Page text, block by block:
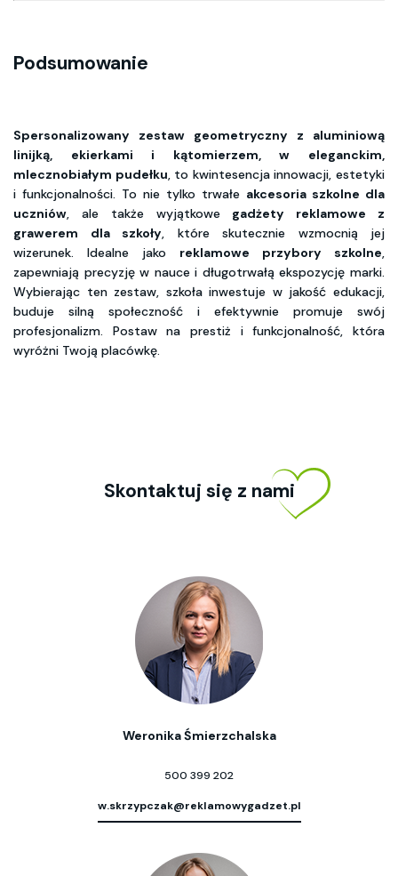
Podsumowanie
Spersonalizowany zestaw geometryczny z aluminiową
linijką, ekierkami i kątomierzem, w eleganckim,
mlecznobiałym pudełku, to kwintesencja innowacji, estetyki
i funkcjonalności. To nie tylko trwałe akcesoria szkolne dla
uczniów, ale także wyjątkowe gadżety reklamowe z
grawerem dla szkoły, które skutecznie wzmocnią jej
wizerunek. Idealne jako reklamowe przybory szkolne,
zapewniają precyzję w nauce i długotrwałą ekspozycję marki.
Wybierając ten zestaw, szkoła inwestuje w jakość edukacji,
buduje silną społeczność i efektywnie promuje swój
profesjonalizm. Postaw na prestiż i funkcjonalność, która
wyróżni Twoją placówkę.
Skontaktuj się z nami
Weronika Śmierzchalska
500 399 202
w.skrzypczak@reklamowygadzet.pl